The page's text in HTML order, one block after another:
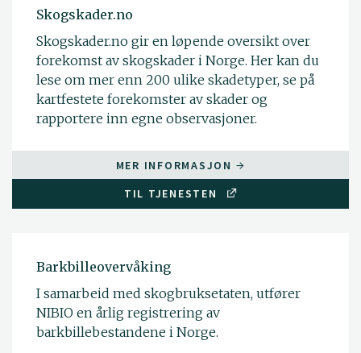
Skogskader.no
Skogskader.no gir en løpende oversikt over
forekomst av skogskader i Norge. Her kan du
lese om mer enn 200 ulike skadetyper, se på
kartfestete forekomster av skader og
rapportere inn egne observasjoner.
MER INFORMASJON
TIL TJENESTEN
Barkbilleovervåking
I samarbeid med skogbruksetaten, utfører
NIBIO en årlig registrering av
barkbillebestandene i Norge.